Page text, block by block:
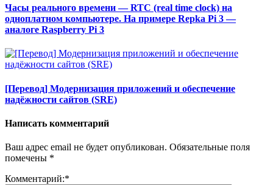
Часы реального времени — RTC (real time clock) на
одноплатном компьютере. На примере Repka Pi 3 —
аналоге Raspberry Pi 3
[Перевод] Модернизация приложений и обеспечение
надёжности сайтов (SRE)
Написать комментарий
Ваш адрес email не будет опубликован. Обязательные поля
помечены *
Комментарий:*